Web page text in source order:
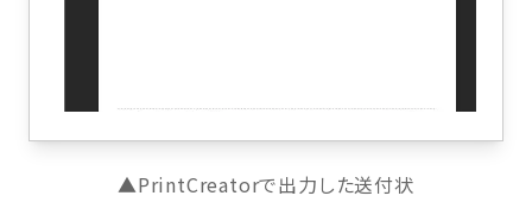
▲PrintCreatorで出力した送付状